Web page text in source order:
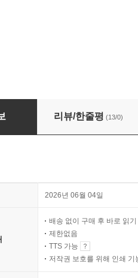
인중개사 1차 출제예상문제집
리뷰/한줄평 (13/0)
2026년 06월 04일
배송 없이 구매 후 바로 읽기
제한없음
TTS 가능
저작권 보호를 위해 인쇄 기